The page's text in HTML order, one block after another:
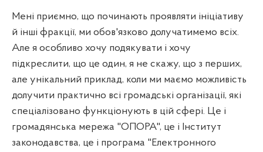
Мені приємно, що починають проявляти ініціативу
й інші фракції, ми обов'язково долучатимемо всіх.
Але я особливо хочу подякувати і хочу
підкреслити, що це один, я не скажу, що з перших,
але унікальний приклад, коли ми маємо можливість
долучити практично всі громадські організації, які
спеціалізовано функціонують в цій сфері. Це і
громадянська мережа "ОПОРА", це і Інститут
законодавства, це і програма "Електронного